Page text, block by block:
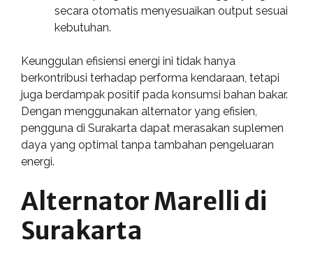
secara otomatis menyesuaikan output sesuai
kebutuhan.
Keunggulan efisiensi energi ini tidak hanya
berkontribusi terhadap performa kendaraan, tetapi
juga berdampak positif pada konsumsi bahan bakar.
Dengan menggunakan alternator yang efisien,
pengguna di Surakarta dapat merasakan suplemen
daya yang optimal tanpa tambahan pengeluaran
energi.
Alternator Marelli di
Surakarta